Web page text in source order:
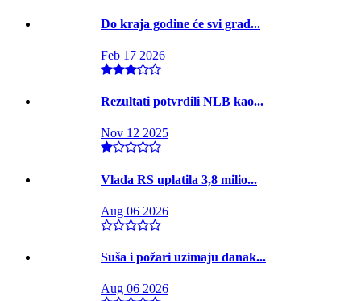
Do kraja godine će svi grad...
Feb 17 2026
Rezultati potvrdili NLB kao...
Nov 12 2025
Vlada RS uplatila 3,8 milio...
Aug 06 2026
Suša i požari uzimaju danak...
Aug 06 2026